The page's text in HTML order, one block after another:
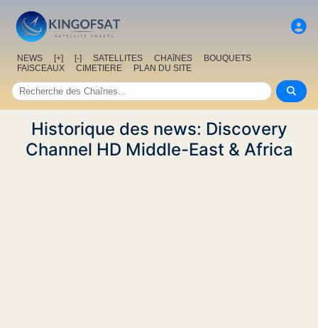
NEWS [+] [-] SATELLITES CHAîNES
BOUQUETS
FAISCEAUX
CIMETIERE PLAN DU SITE
Historique des news: Discovery
Channel HD Middle-East & Africa